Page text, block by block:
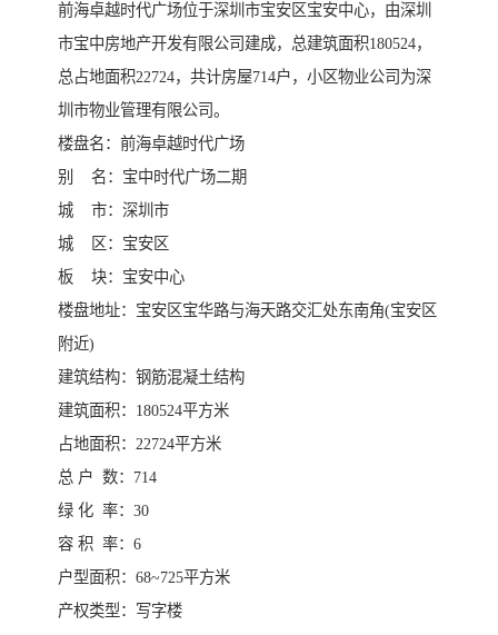
前海卓越时代广场位于深圳市宝安区宝安中心，由深圳
市宝中房地产开发有限公司建成，总建筑面积180524，
总占地面积22724，共计房屋714户，小区物业公司为深
圳市物业管理有限公司。
楼盘名：前海卓越时代广场
别 名：宝中时代广场二期
城 市：深圳市
城 区：宝安区
板 块：宝安中心
楼盘地址：宝安区宝华路与海天路交汇处东南角(宝安区
附近)
建筑结构：钢筋混凝土结构
建筑面积：180524平方米
占地面积：22724平方米
总 户 数：714
绿 化 率：30
容 积 率：6
户型面积：68~725平方米
产权类型：写字楼